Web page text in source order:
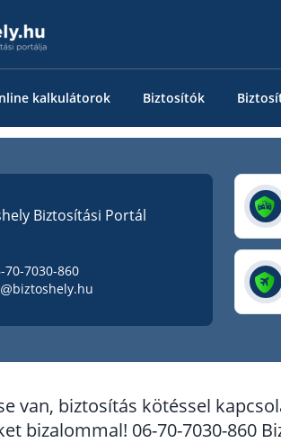
kalkulátorok Biztosítók
Biztosítási Portál
70-7030-860
van, biztosítás kötéssel
bizalommal! 06-70-7030-860